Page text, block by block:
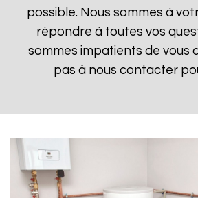
possible. Nous sommes à
répondre à toutes vos
sommes impatients de vous
pas à nous contacter